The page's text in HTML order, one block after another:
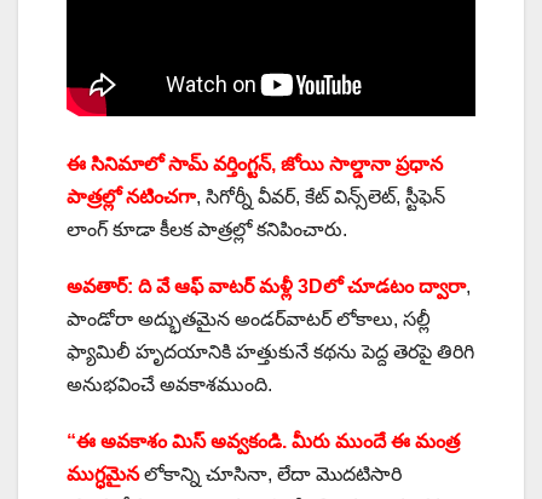
ఈ సినిమాలో సామ్ వర్తింగ్టన్, జోయి సాల్డానా ప్రధాన
పాత్రల్లో నటించగా, సిగోర్నీ వీవర్, కేట్ విన్స్‌లెట్, స్టీఫెన్
లాంగ్ కూడా కీలక పాత్రల్లో కనిపించారు.
అవతార్: ది వే ఆఫ్ వాటర్ మళ్లీ 3Dలో చూడటం ద్వారా,
పాండోరా అద్భుతమైన అండర్‌వాటర్ లోకాలు, సల్లీ
ఫ్యామిలీ హృదయానికి హత్తుకునే కథను పెద్ద తెరపై తిరిగి
అనుభవించే అవకాశముంది.
“ఈ అవకాశం మిస్ అవ్వకండి. మీరు ముందే ఈ మంత్ర
ముగ్ధమైనలోకాన్ని చూసినా, లేదా మొదటిసారి